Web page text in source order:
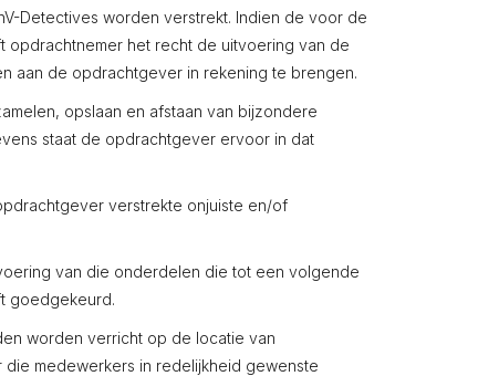
Detectives worden verstrekt. Indien de voor de
het recht de uitvoering van de
aan de opdrachtgever in rekening te brengen.
opslaan en afstaan van bijzondere
staat de opdrachtgever ervoor in dat
verstrekte onjuiste en/of
van die onderdelen die tot een volgende
goedgekeurd.
worden verricht op de locatie van
medewerkers in redelijkheid gewenste